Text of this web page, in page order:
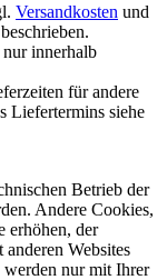
Versandkosten und
innerhalb
für andere
Liefertermins siehe
Betrieb der
Andere Cookies,
erhöhen, der
Websites
werden nur mit Ihrer